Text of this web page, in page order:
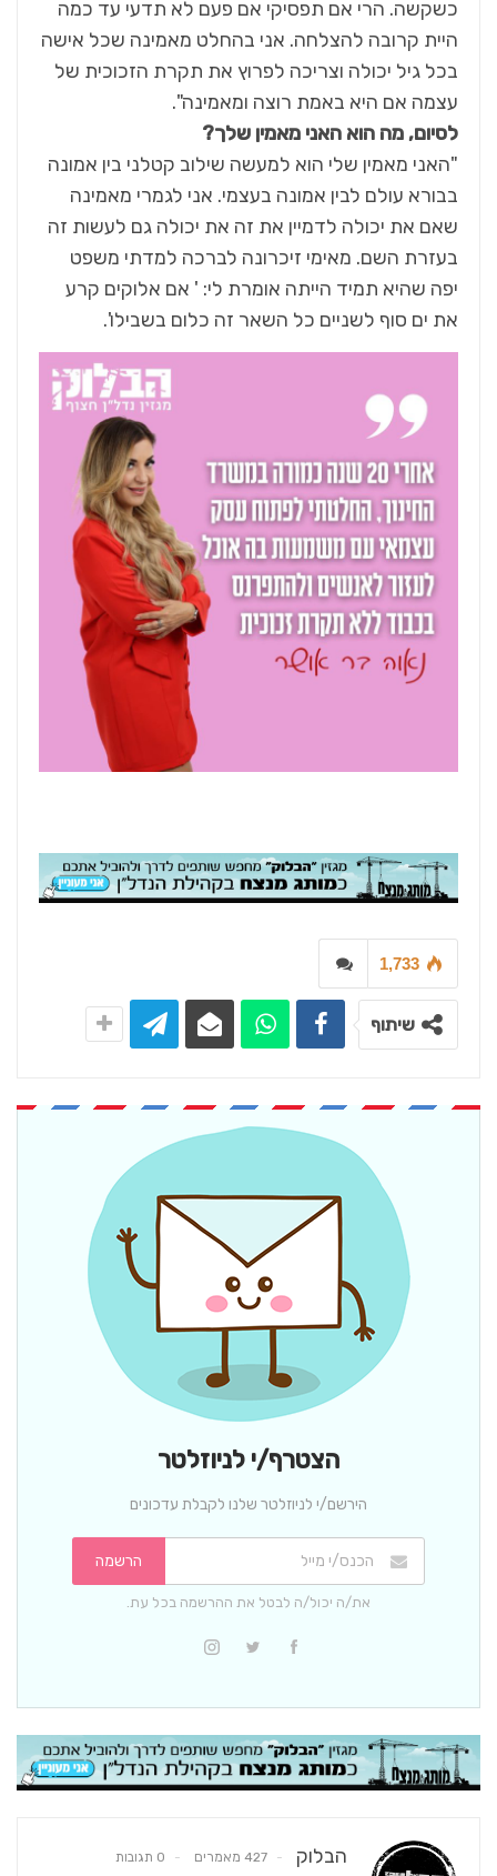
כשקשה. הרי אם תפסיקי אם פעם לא תדעי עד כמה
היית קרובה להצלחה. אני בהחלט מאמינה שכל אישה
בכל גיל יכולה וצריכה לפרוץ את תקרת הזכוכית של
עצמה אם היא באמת רוצה ומאמינה".
לסיום, מה הוא האני מאמין שלך?
"האני מאמין שלי הוא למעשה שילוב קטלני בין אמונה
בבורא עולם לבין אמונה בעצמי. אני לגמרי מאמינה
שאם את יכולה לדמיין את זה את יכולה גם לעשות זה
בעזרת השם. מאימי זיכרונה לברכה למדתי משפט
יפה שהיא תמיד הייתה אומרת לי: ' אם אלוקים קרע
את ים סוף לשניים כל השאר זה כלום בשבילו'.
1,733
שיתוף
הצטרף/י לניוזלטר
הירשם/י לניוזלטר שלנו לקבלת עדכונים
הרשמה
את/ה יכול/ה לבטל את ההרשמה בכל עת.
הבלוק 427 מאמרים 0 תגובות